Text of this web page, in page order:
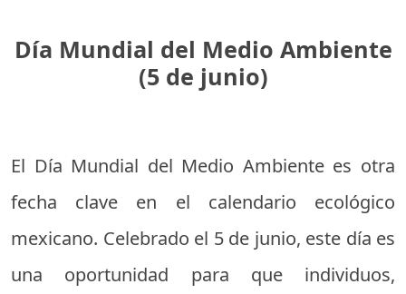
Día Mundial del Medio Ambiente
(5 de junio)
El Día Mundial del Medio Ambiente es otra
fecha clave en el calendario ecológico
mexicano. Celebrado el 5 de junio, este día es
una oportunidad para que individuos,